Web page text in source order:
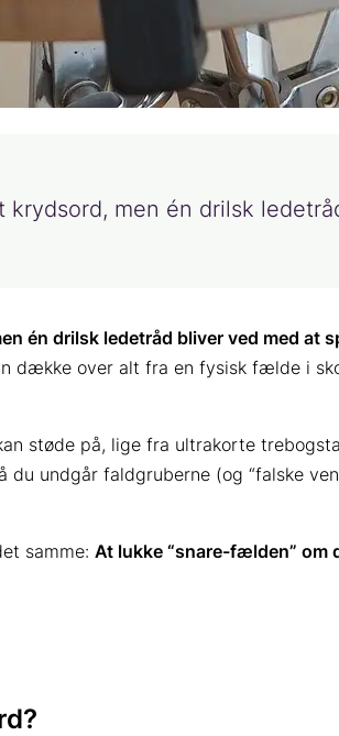
men én drilsk
én drilsk ledetråd bliver ved med at
dække over alt fra en fysisk fælde i
støde på, lige fra ultrakorte
undgår faldgruberne (og “falske
samme: At lukke “snare-fælden” om